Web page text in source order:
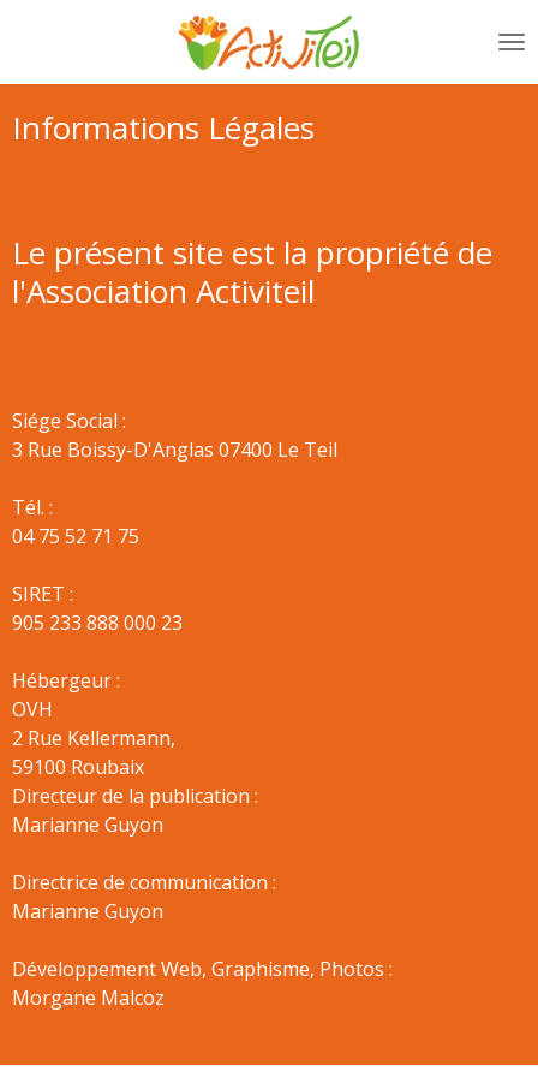
contenu
Informations Légales
Le présent site est la propriété de
l'Association Activiteil
Siége Social :
3 Rue Boissy-D'Anglas 07400 Le Teil
Tél. :
04 75 52 71 75
SIRET :
905 233 888 000 23
Hébergeur :
OVH
2 Rue Kellermann,
59100 Roubaix
Directeur de la publication :
Marianne Guyon
Directrice de communication :
Marianne Guyon
Développement Web, Graphisme, Photos :
Morgane Malcoz